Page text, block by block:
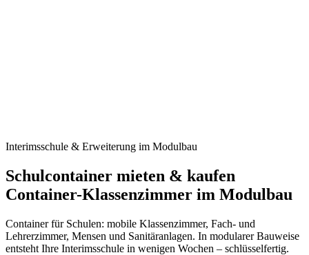
Interimsschule & Erweiterung im Modulbau
Schulcontainer mieten & kaufen
Container-Klassenzimmer im Modulbau
Container für Schulen: mobile Klassenzimmer, Fach- und
Lehrerzimmer, Mensen und Sanitäranlagen. In modularer Bauweise
entsteht Ihre Interimsschule in wenigen Wochen – schlüsselfertig.